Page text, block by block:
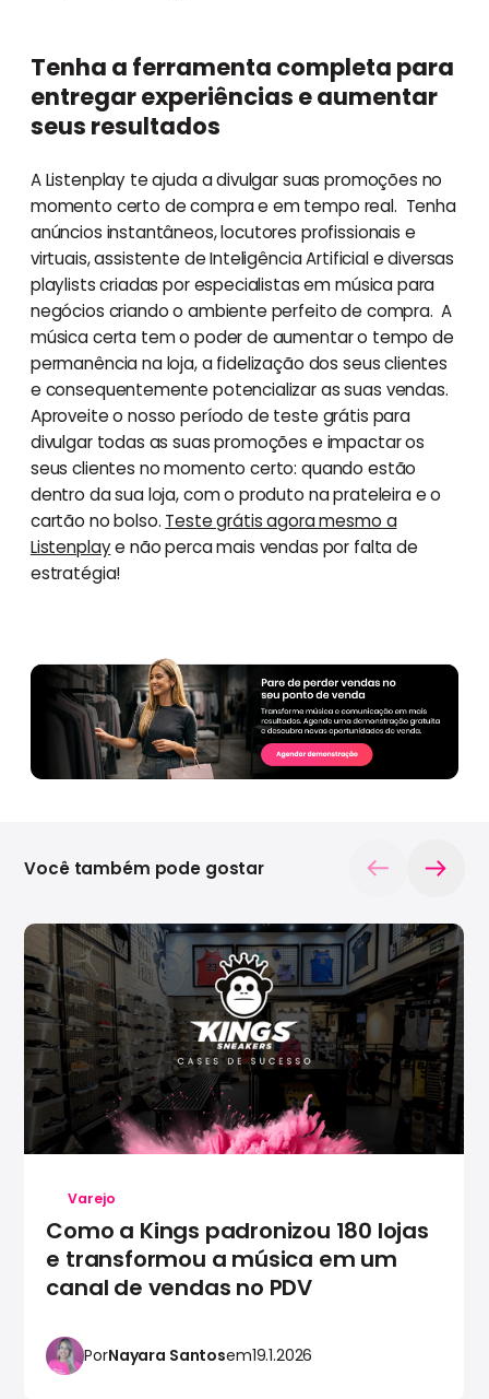
Tenha a ferramenta completa para
entregar experiências e aumentar
seus resultados
A Listenplay te ajuda a divulgar suas promoções no
momento certo de compra e em tempo real. Tenha
anúncios instantâneos, locutores profissionais e
virtuais, assistente de Inteligência Artificial e diversas
playlists criadas por especialistas em música para
negócios criando o ambiente perfeito de compra. A
música certa tem o poder de aumentar o tempo de
permanência na loja, a fidelização dos seus clientes
e consequentemente potencializar as suas vendas.
Aproveite o nosso período de teste grátis para
divulgar todas as suas promoções e impactar os
seus clientes no momento certo: quando estão
dentro da sua loja, com o produto na prateleira e o
cartão no bolso. Teste grátis agora mesmo a
Listenplaye não perca mais vendas por falta de
estratégia!
Varejo
Como a Kings padronizou 180 lojas
e transformou a música em um
canal de vendas no PDV
PorNayara Santosem19.1.2026
Você também pode gostar